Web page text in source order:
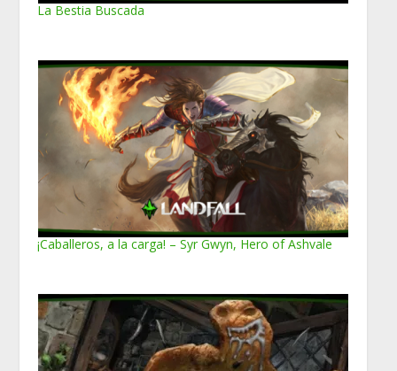
La Bestia Buscada
¡Caballeros, a la carga! – Syr Gwyn, Hero of Ashvale